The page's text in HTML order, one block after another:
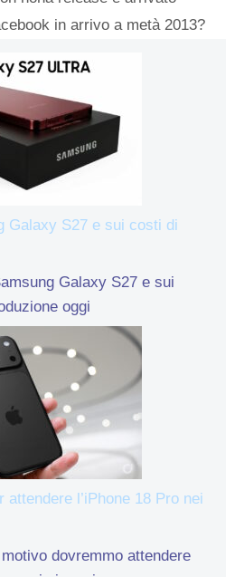
in arrivo a metà 2013?
Galaxy S27 e sui costi di
Galaxy S27 e sui
oggi
attendere l’iPhone 18 Pro nei
dovremmo attendere